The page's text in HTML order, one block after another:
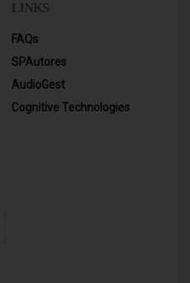
LINKS
FAQs
SPAutores
AudioGest
Cognitive Technologies